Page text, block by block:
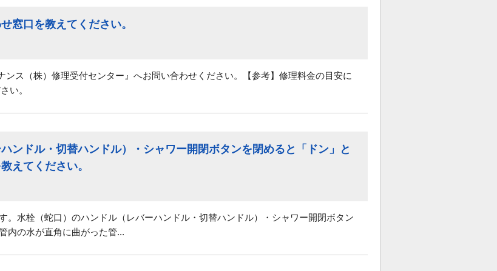
窓口を教えてください。
ス（株）修理受付センター』へお問い合わせください。【参考】修理料金の目安に
い。
ンドル・切替ハンドル）・シャワー開閉ボタンを閉めると「ドン」と
えてください。
。水栓（蛇口）のハンドル（レバーハンドル・切替ハンドル）・シャワー開閉ボタン
内の水が直角に曲がった管...